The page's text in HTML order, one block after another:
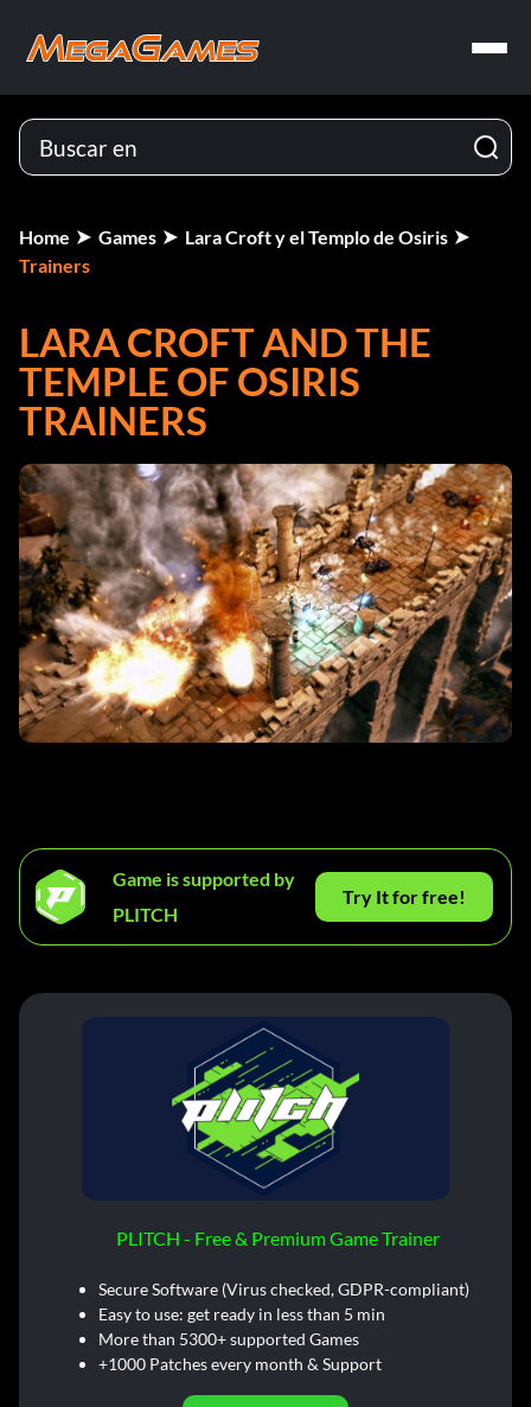
Home Games
Lara Croft y el Templo de Osiris
Trainers
LARA CROFT AND THE
TEMPLE OF OSIRIS
TRAINERS
Game is supported by
PLITCH
Try It for free!
PLITCH - Free & Premium Game Trainer
Secure Software (Virus checked, GDPR-compliant)
Easy to use: get ready in less than 5 min
More than 5300+ supported Games
+1000 Patches every month & Support